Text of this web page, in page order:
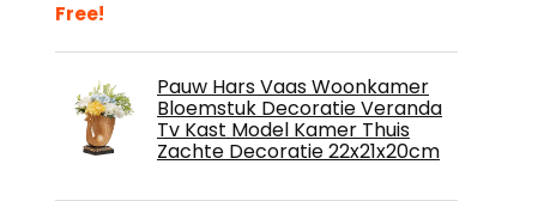
Free!
Pauw Hars Vaas Woonkamer
Bloemstuk Decoratie Veranda
Tv Kast Model Kamer Thuis
Zachte Decoratie 22x21x20cm